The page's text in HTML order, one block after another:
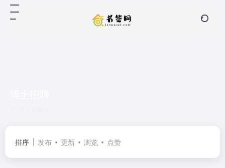
排序 发布 更新 浏览 点赞